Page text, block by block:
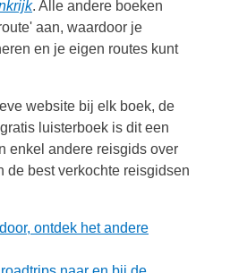
. Alle andere boeken
aan, waardoor je
en je eigen routes kunt
website bij elk boek, de
luisterboek is dit een
enkel andere reisgids over
de best verkochte reisgidsen
ontdek het andere